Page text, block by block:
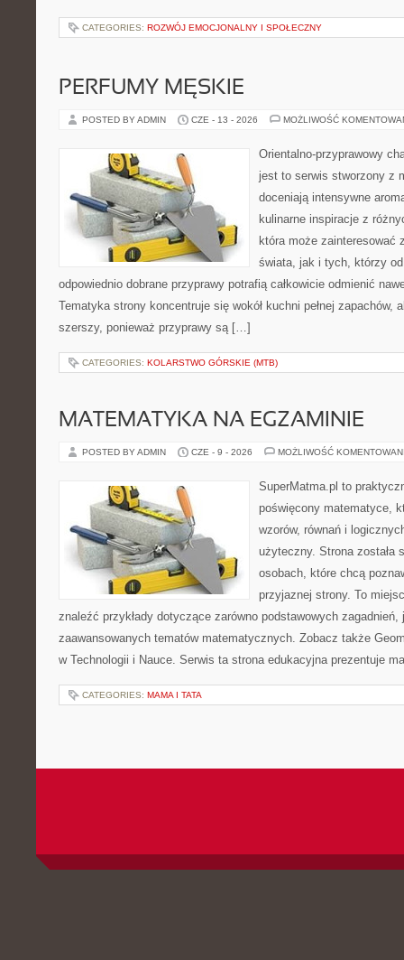
CATEGORIES: ROZWÓJ EMOCJONALNY I SPOŁECZNY
PERFUMY MĘSKIE
POSTED BY ADMIN CZE - 13 - 2026 MOŻLIWOŚĆ
Orientalno-przyprawowy
jest to serwis stworzony z
doceniają intensywne
kulinarne inspiracje z
która może zainteresować
świata, jak i tych, którzy
odpowiednio dobrane przyprawy potrafią całkowicie odmienić
Tematyka strony koncentruje się wokół kuchni pełnej zapachów,
szerszy, ponieważ przyprawy są […]
CATEGORIES: KOLARSTWO GÓRSKIE (MTB)
MATEMATYKA NA EGZAMINIE
POSTED BY ADMIN CZE - 9 - 2026 MOŻLIWOŚĆ
SuperMatma.pl to
poświęcony matematyce,
wzorów, równań i
użyteczny. Strona została
osobach, które chcą
przyjaznej strony. To
znaleźć przykłady dotyczące zarówno podstawowych zagadnień,
zaawansowanych tematów matematycznych. Zobacz także
w Technologii i Nauce. Serwis ta strona edukacyjna prezentuje
CATEGORIES: MAMA I TATA